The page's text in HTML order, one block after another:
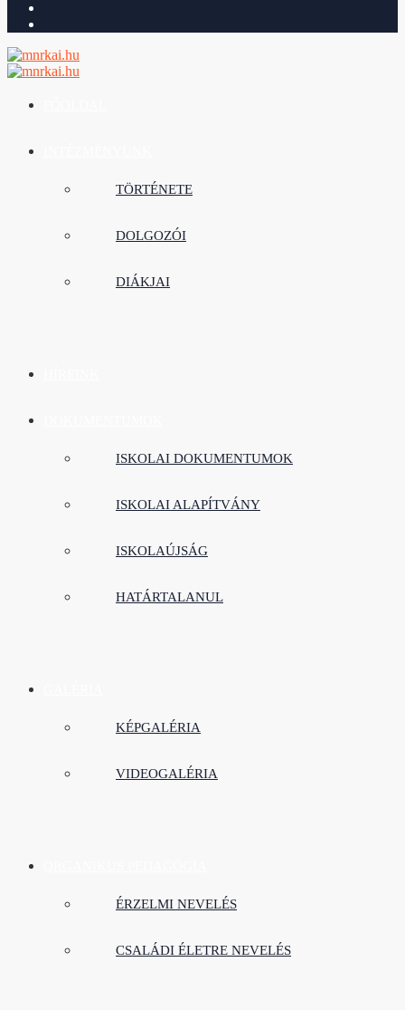
TÖRTÉNETE
DOLGOZÓI
DIÁKJAI
ISKOLAI DOKUMENTUMOK
ISKOLAI ALAPÍTVÁNY
ISKOLAÚJSÁG
HATÁRTALANUL
KÉPGALÉRIA
VIDEOGALÉRIA
ÉRZELMI NEVELÉS
CSALÁDI ÉLETRE NEVELÉS